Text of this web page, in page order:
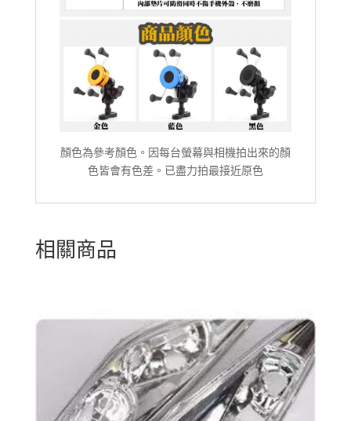
顏色為參考顏色。因每台螢幕與相機拍出來的顏
色皆會有色差。已盡力拍最接近原色
相關商品